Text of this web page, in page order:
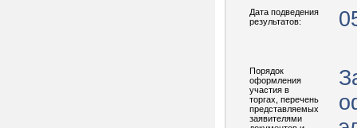
Дата подведения
результатов:
Порядок
оформления
участия в
торгах, перечень
представляемых
заявителями